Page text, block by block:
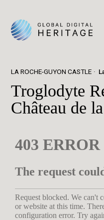
LA ROCHE-GUYON CASTLE
Troglodyte
Château de